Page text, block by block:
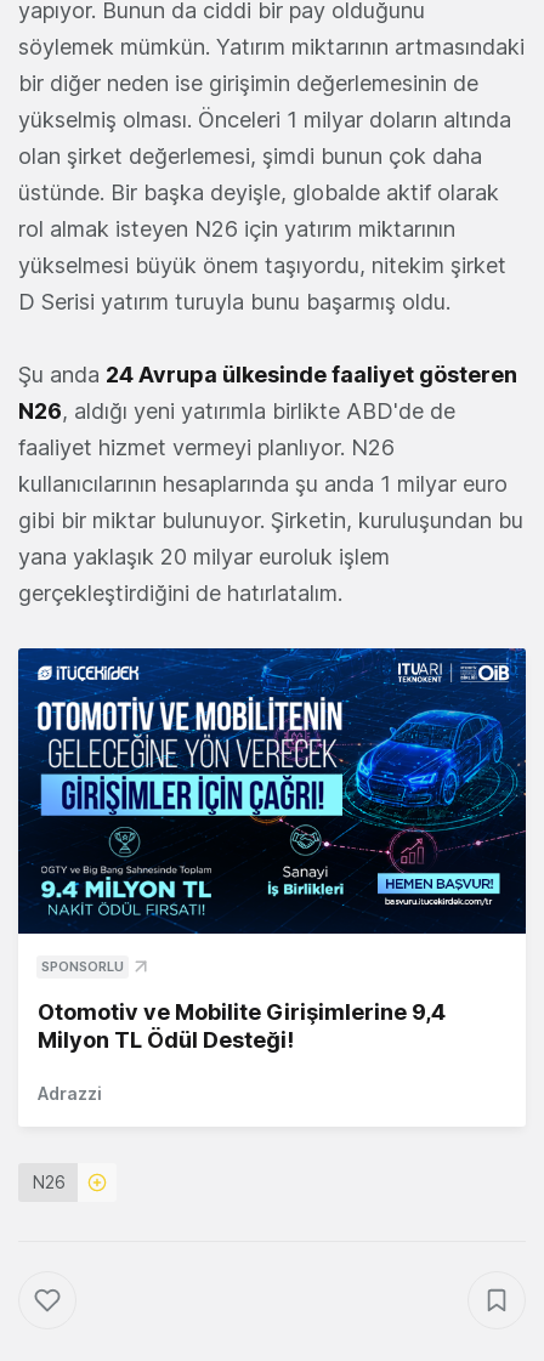
yapıyor. Bunun da ciddi bir pay olduğunu
söylemek mümkün. Yatırım miktarının artmasındaki
bir diğer neden ise girişimin değerlemesinin de
yükselmiş olması. Önceleri 1 milyar doların altında
olan şirket değerlemesi, şimdi bunun çok daha
üstünde. Bir başka deyişle, globalde aktif olarak
rol almak isteyen N26 için yatırım miktarının
yükselmesi büyük önem taşıyordu, nitekim şirket
D Serisi yatırım turuyla bunu başarmış oldu.
Şu anda 24 Avrupa ülkesinde faaliyet gösteren
N26, aldığı yeni yatırımla birlikte ABD'de de
faaliyet hizmet vermeyi planlıyor. N26
kullanıcılarının hesaplarında şu anda 1 milyar euro
gibi bir miktar bulunuyor. Şirketin, kuruluşundan bu
yana yaklaşık 20 milyar euroluk işlem
gerçekleştirdiğini de hatırlatalım.
SPONSORLU
Otomotiv ve Mobilite Girişimlerine 9,4
Milyon TL Ödül Desteği!
Adrazzi
N26